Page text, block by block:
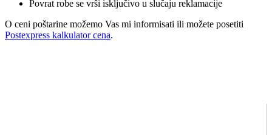
Povrat robe se vrši isključivo u slučaju reklamacije
O ceni poštarine možemo Vas mi informisati ili možete posetiti
Postexpress kalkulator cena.